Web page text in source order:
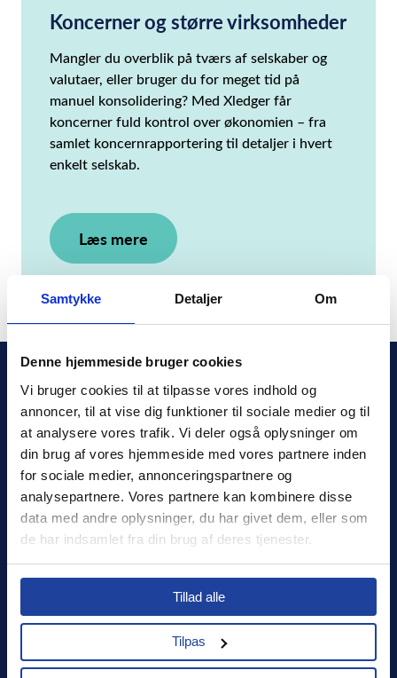
Samtykke Detaljer Om
Denne hjemmeside bruger cookies
Vi bruger cookies til at tilpasse vores indhold og
annoncer, til at vise dig funktioner til sociale medier og til
at analysere vores trafik. Vi deler også oplysninger om
din brug af vores hjemmeside med vores partnere inden
for sociale medier, annonceringspartnere og
analysepartnere. Vores partnere kan kombinere disse
data med andre oplysninger, du har givet dem, eller som
de har indsamlet fra din brug af deres tjenester.
Tillad alle
Tilpas
Select your country to see content relevant to
you and your business.
Select
Koncerner og større virksomheder
Mangler du overblik på tværs af selskaber og
valutaer, eller bruger du for meget tid på
manuel konsolidering? Med Xledger får
koncerner fuld kontrol over økonomien – fra
samlet koncernrapportering til detaljer i hvert
enkelt selskab.
Læs mere
Xledger Danmark
Bogføringssystemets registreringsnummer: fob930425
Log ind
Cookie list